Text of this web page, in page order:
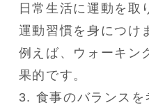
日常生活に運動を取
運動習慣を身につけ
例えば、ウォーキン
果的です。
3. 食事のバランスを